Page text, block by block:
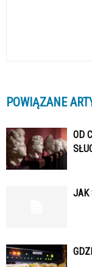
POWIĄZANE
OD
JAK